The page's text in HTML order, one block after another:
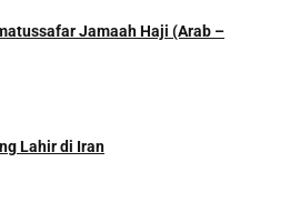
Jamaah Haji (Arab –
Lahir di Iran